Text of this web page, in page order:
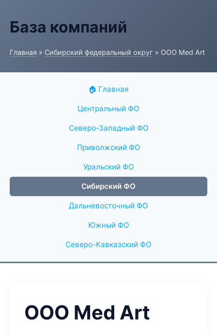
База компаний
Главная » Сибирский федеральный округ » ООО Med Art
🏠 Главная
Центральный ФО
Северо-Западный ФО
Приволжский ФО
Уральский ФО
Сибирский ФО
Дальневосточный ФО
Южный ФО
Северо-Кавказский ФО
ООО Med Art